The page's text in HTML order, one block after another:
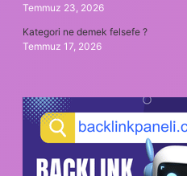
Temmuz 23, 2026
Kategori ne demek felsefe ?
Temmuz 17, 2026